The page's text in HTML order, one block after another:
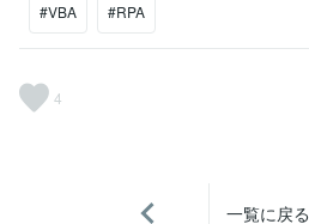
#VBA #RPA
4
一覧に戻る